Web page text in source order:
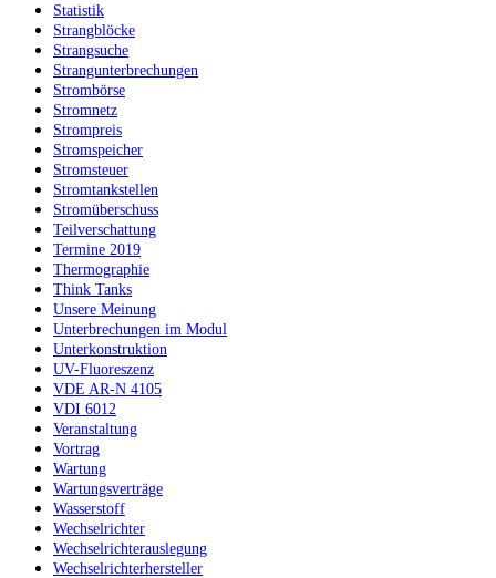
Statistik
Strangblöcke
Strangsuche
Strangunterbrechungen
Strombörse
Stromnetz
Strompreis
Stromspeicher
Stromsteuer
Stromtankstellen
Stromüberschuss
Teilverschattung
Termine 2019
Thermographie
Think Tanks
Unsere Meinung
Unterbrechungen im Modul
Unterkonstruktion
UV-Fluoreszenz
VDE AR-N 4105
VDI 6012
Veranstaltung
Vortrag
Wartung
Wartungsverträge
Wasserstoff
Wechselrichter
Wechselrichterauslegung
Wechselrichterhersteller